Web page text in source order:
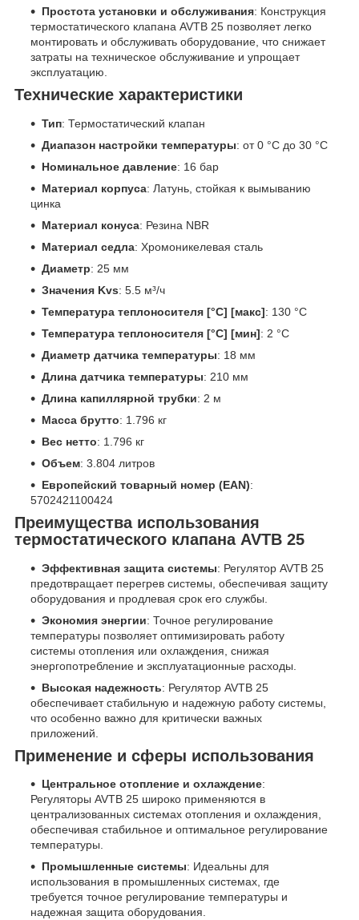
Простота установки и обслуживания: Конструкция
термостатического клапана AVTB 25 позволяет легко
монтировать и обслуживать оборудование, что снижает
затраты на техническое обслуживание и упрощает
эксплуатацию.
Технические характеристики
Тип: Термостатический клапан
Диапазон настройки температуры: от 0 °C до 30 °C
Номинальное давление: 16 бар
Материал корпуса: Латунь, стойкая к вымыванию
цинка
Материал конуса: Резина NBR
Материал седла: Хромоникелевая сталь
Диаметр: 25 мм
Значения Kvs: 5.5 м³/ч
Температура теплоносителя [°C] [макс]: 130 °C
Температура теплоносителя [°C] [мин]: 2 °C
Диаметр датчика температуры: 18 мм
Длина датчика температуры: 210 мм
Длина капиллярной трубки: 2 м
Масса брутто: 1.796 кг
Вес нетто: 1.796 кг
Объем: 3.804 литров
Европейский товарный номер (EAN):
5702421100424
Преимущества использования
термостатического клапана AVTB 25
Эффективная защита системы: Регулятор AVTB 25
предотвращает перегрев системы, обеспечивая защиту
оборудования и продлевая срок его службы.
Экономия энергии: Точное регулирование
температуры позволяет оптимизировать работу
системы отопления или охлаждения, снижая
энергопотребление и эксплуатационные расходы.
Высокая надежность: Регулятор AVTB 25
обеспечивает стабильную и надежную работу системы,
что особенно важно для критически важных
приложений.
Применение и сферы использования
Центральное отопление и охлаждение:
Регуляторы AVTB 25 широко применяются в
централизованных системах отопления и охлаждения,
обеспечивая стабильное и оптимальное регулирование
температуры.
Промышленные системы: Идеальны для
использования в промышленных системах, где
требуется точное регулирование температуры и
надежная защита оборудования.